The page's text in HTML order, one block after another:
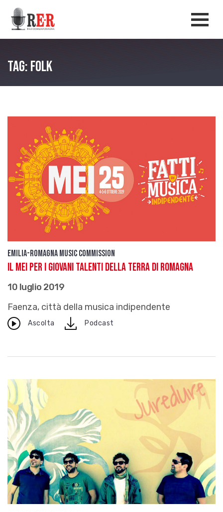
Salta al contenuto principale
Tag: folk
Emilia-Romagna Music Commission
Il MEI per i Giovani Talenti della Terra di Romagna
10 luglio 2019
Faenza, città della musica indipendente
Ascolta downloadPodcast